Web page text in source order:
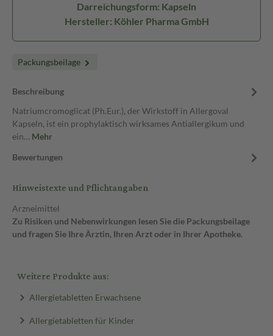
Darreichungsform: Kapseln
Hersteller: Köhler Pharma GmbH
Packungsbeilage
Beschreibung
Natriumcromoglicat (Ph.Eur.), der Wirkstoff in Allergoval
Kapseln, ist ein prophylaktisch wirksames Antiallergikum und
ein… Mehr
Bewertungen
Hinweistexte und Pflichtangaben
Arzneimittel
Zu Risiken und Nebenwirkungen lesen Sie die Packungsbeilage
und fragen Sie Ihre Ärztin, Ihren Arzt oder in Ihrer Apotheke.
Weitere Produkte aus:
Allergietabletten Erwachsene
Allergietabletten für Kinder